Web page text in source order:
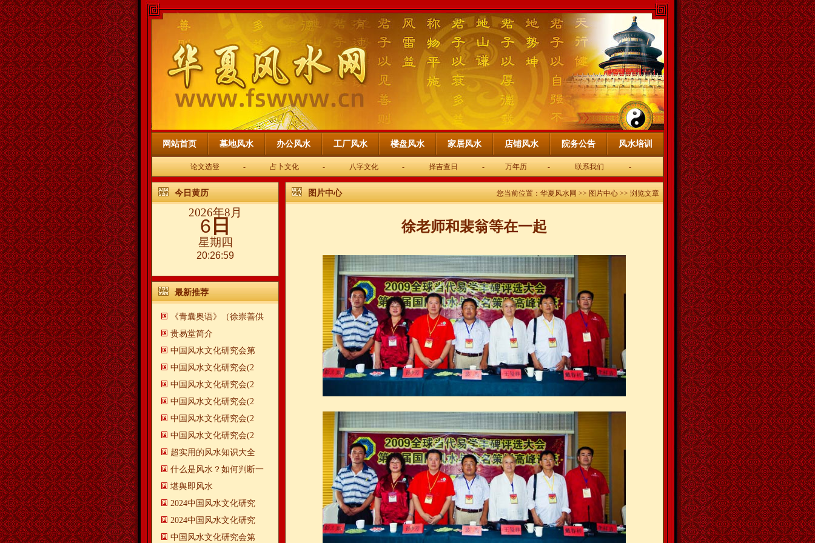
网站首页 墓地风水 办公风水 工厂风水 楼盘风水 家居风水 店铺风水 院务公告 风水培训
论文选登 - 占卜文化 - 八字文化 - 择吉查日 - 万年历 - 联系我们 -
今日黄历
2026年8月
6 日
星期四
20:27:00
最新推荐
《青囊奥语》（徐崇善供
贵易堂简介
中国风水文化研究会第
中国风水文化研究会(2
中国风水文化研究会(2
中国风水文化研究会(2
中国风水文化研究会(2
中国风水文化研究会(2
超实用的风水知识大全
什么是风水？如何判断一
​堪舆即风水
2024中国风水文化研究
2024中国风水文化研究
中国风水文化研究会第
图片中心 您当前位置：华夏风水网>>图片中心>> 浏览文章
徐老师和裴翁等在一起